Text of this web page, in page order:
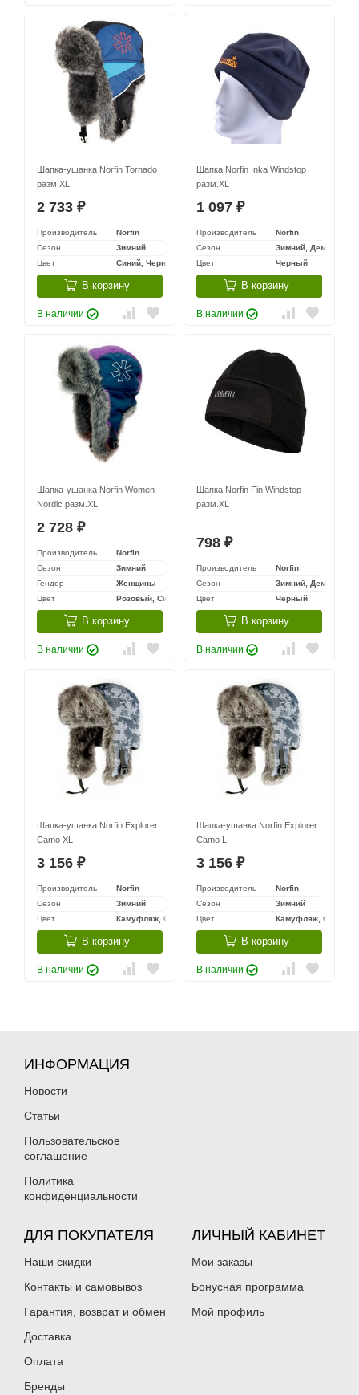
Шапка-ушанка Norfin Tornado
разм.XL
2 733 ₽
Производитель
Norfin
Сезон
Зимний
Цвет
Синий, Черный
В корзину
В наличии
Шапка Norfin Inka Windstop
разм.XL
1 097 ₽
Производитель
Norfin
Сезон
Зимний,
Цвет
Черный
В корзину
В наличии
Шапка-ушанка Norfin Women
Nordic разм.XL
2 728 ₽
Производитель
Norfin
Сезон
Зимний
Гендер
Женщины
Цвет
Розовый, Синий, Фиолетовый
В корзину
В наличии
Шапка Norfin Fin Windstop
разм.XL
798 ₽
Производитель
Norfin
Сезон
Зимний,
Цвет
Черный
В корзину
В наличии
Шапка-ушанка Norfin Explorer
Camo XL
3 156 ₽
Производитель
Norfin
Сезон
Зимний
Цвет
Камуфляж, Серый, Черный
В корзину
В наличии
Шапка-ушанка Norfin Explorer
Camo L
3 156 ₽
Производитель
Norfin
Сезон
Зимний
Цвет
Камуфляж, Серый,
В корзину
В наличии
ИНФОРМАЦИЯ
Новости
Статьи
Пользовательское
соглашение
Политика
конфиденциальности
ДЛЯ ПОКУПАТЕЛЯ
Наши скидки
Контакты и самовывоз
Гарантия, возврат и обмен
Доставка
Оплата
Бренды
ЛИЧНЫЙ КАБИНЕТ
Мои заказы
Бонусная программа
Мой профиль